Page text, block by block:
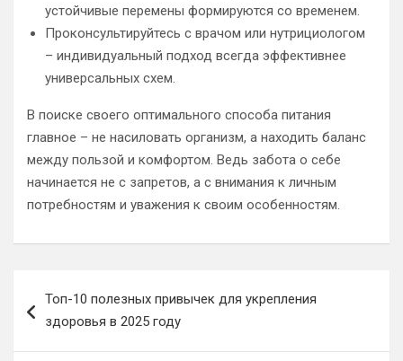
устойчивые перемены формируются со временем.
Проконсультируйтесь с врачом или нутрициологом
– индивидуальный подход всегда эффективнее
универсальных схем.
В поиске своего оптимального способа питания
главное – не насиловать организм, а находить баланс
между пользой и комфортом. Ведь забота о себе
начинается не с запретов, а с внимания к личным
потребностям и уважения к своим особенностям.
по
Топ-10 полезных привычек для укрепления
здоровья в 2025 году